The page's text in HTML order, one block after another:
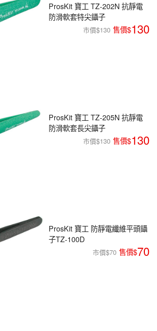
ProsKit 寶工 TZ-202N 抗靜電
防滑軟套特尖鑷子
市價$130 130
ProsKit 寶工 TZ-205N 抗靜電
防滑軟套長尖鑷子
市價$130 130
ProsKit 寶工 防靜電纖維平頭鑷
子TZ-100D
市價$70 70